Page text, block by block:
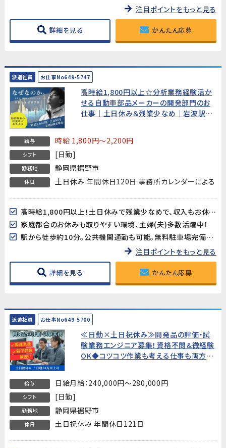
注目ポイントをもっと見る
詳細を見る かんたん応募
派遣社員 お仕事No649-5747
高時給1,800円以上☆分析業務経験活か
せる自動車部品メーカーの開発部門のお
仕事｜土日休み＆残業少なめ｜岩波駅か
給与 時給 1,800円～2,200円
シフト [日勤]
勤務地 静岡県裾野市
休日 土日休み 年間休日120日 事務所カレンダーによる
高時給1,800円以上！土日休みで残業少なめで、収入もお休みもしっかり確保できます
家庭都合のお休みも取りやすい環境、主婦(夫)多数活躍中！
駅から徒歩約10分。公共機関通勤も可能。無料駐車場完備でマイカー通勤者にも嬉しい！
注目ポイントをもっと見る
詳細を見る かんたん応募
派遣社員 お仕事No649-5700
≪日勤×土日祝休み≫開発品の評価・試
験業務エンジニア募集！資格不問＆微経験
OK◆コツコツ作業も考える仕事も両方あ
給与 日給月給：240,000円～280,000円
シフト [日勤]
勤務地 静岡県裾野市
休日 土日祝休み 年間休日121日